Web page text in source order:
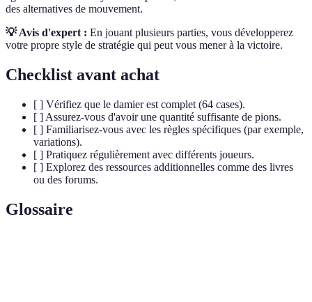
des alternatives de mouvement.
💡 Avis d'expert : En jouant plusieurs parties, vous développerez
votre propre style de stratégie qui peut vous mener à la victoire.
Checklist avant achat
[ ] Vérifiez que le damier est complet (64 cases).
[ ] Assurez-vous d'avoir une quantité suffisante de pions.
[ ] Familiarisez-vous avec les règles spécifiques (par exemple,
variations).
[ ] Pratiquez régulièrement avec différents joueurs.
[ ] Explorez des ressources additionnelles comme des livres
ou des forums.
Glossaire